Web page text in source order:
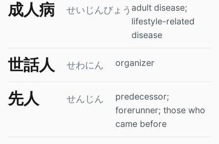
成人病 せいじんびょう adult disease;
lifestyle-related
disease
世話人 せわにん organizer
先人 せんじん
predecessor;
forerunner; those who
came before